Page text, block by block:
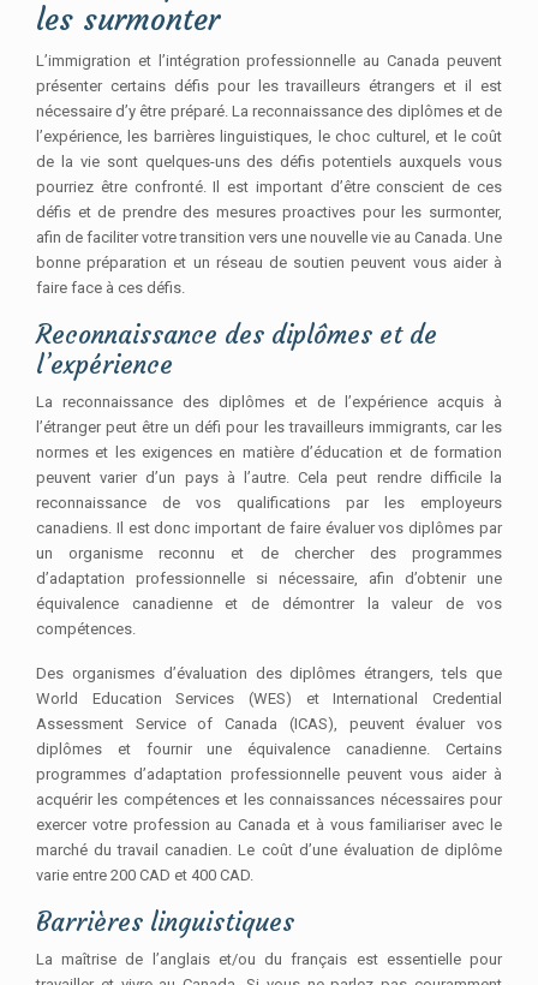
les surmonter
L’immigration et l’intégration professionnelle au Canada peuvent
présenter certains défis pour les travailleurs étrangers et il est
nécessaire d’y être préparé. La reconnaissance des diplômes et de
l’expérience, les barrières linguistiques, le choc culturel, et le coût
de la vie sont quelques-uns des défis potentiels auxquels vous
pourriez être confronté. Il est important d’être conscient de ces
défis et de prendre des mesures proactives pour les surmonter,
afin de faciliter votre transition vers une nouvelle vie au Canada. Une
bonne préparation et un réseau de soutien peuvent vous aider à
faire face à ces défis.
Reconnaissance des diplômes et de
l’expérience
La reconnaissance des diplômes et de l’expérience acquis à
l’étranger peut être un défi pour les travailleurs immigrants, car les
normes et les exigences en matière d’éducation et de formation
peuvent varier d’un pays à l’autre. Cela peut rendre difficile la
reconnaissance de vos qualifications par les employeurs
canadiens. Il est donc important de faire évaluer vos diplômes par
un organisme reconnu et de chercher des programmes
d’adaptation professionnelle si nécessaire, afin d’obtenir une
équivalence canadienne et de démontrer la valeur de vos
compétences.
Des organismes d’évaluation des diplômes étrangers, tels que
World Education Services (WES) et International Credential
Assessment Service of Canada (ICAS), peuvent évaluer vos
diplômes et fournir une équivalence canadienne. Certains
programmes d’adaptation professionnelle peuvent vous aider à
acquérir les compétences et les connaissances nécessaires pour
exercer votre profession au Canada et à vous familiariser avec le
marché du travail canadien. Le coût d’une évaluation de diplôme
varie entre 200 CAD et 400 CAD.
Barrières linguistiques
La maîtrise de l’anglais et/ou du français est essentielle pour